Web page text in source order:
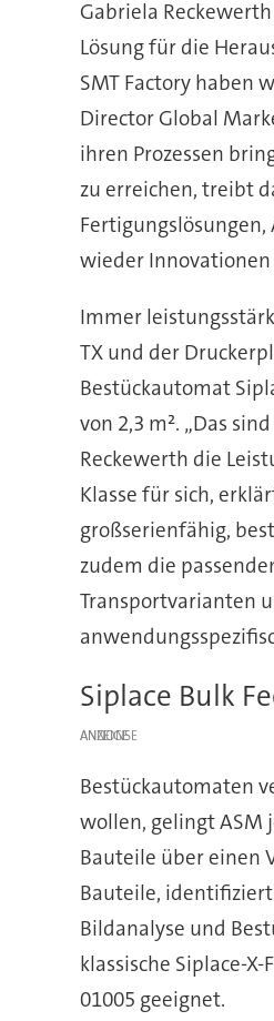
Gabriela
Lösung für die
SMT Factory haben
Director Global
ihren Prozessen
zu erreichen, treibt
wieder
Immer
TX und der
Bestückautomat
von 2,3 m². „Das
Reckewerth die
Klasse für sich,
großserienfähig,
zudem die
Transportvarianten
Siplace Bulk
ANZEIGE
Bestückautomaten
wollen, gelingt ASM
Bauteile über einen
Bauteile,
Bildanalyse und
klassische Siplace-
01005 geeignet.